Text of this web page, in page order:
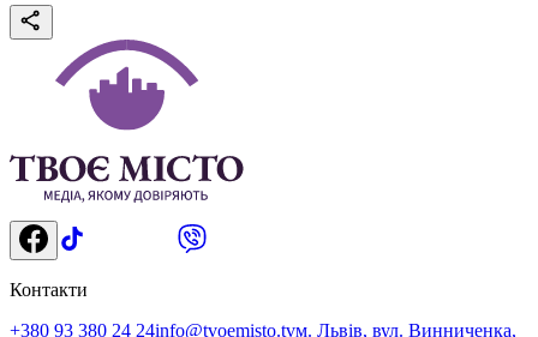
Контакти
+380 93 380 24 24info@tvoemisto.tvм. Львів, вул. Винниченка,